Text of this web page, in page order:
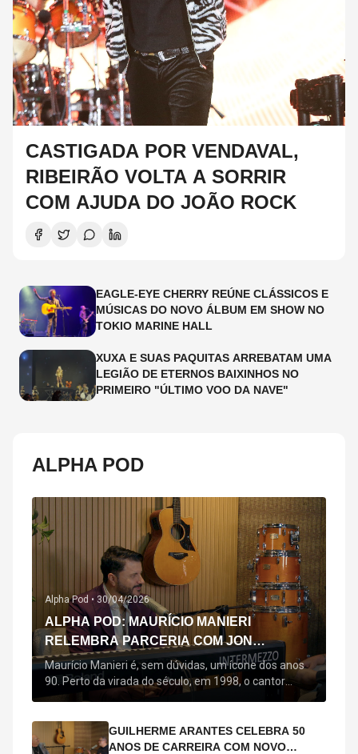
CASTIGADA POR VENDAVAL,
RIBEIRÃO VOLTA A SORRIR
COM AJUDA DO JOÃO ROCK
EAGLE-EYE CHERRY REÚNE CLÁSSICOS E
MÚSICAS DO NOVO ÁLBUM EM SHOW NO
TOKIO MARINE HALL
XUXA E SUAS PAQUITAS ARREBATAM UMA
LEGIÃO DE ETERNOS BAIXINHOS NO
PRIMEIRO "ÚLTIMO VOO DA NAVE"
ALPHA POD
Alpha Pod • 30/04/2026
ALPHA POD: MAURÍCIO MANIERI
RELEMBRA PARCERIA COM JON
SECADA, ORIGEM DE "BEM QUERER" E
MAIS
Maurício Manieri é, sem dúvidas, um ícone dos anos
90. Perto da virada do século, em 1998, o cantor
estreou oficialmente com o seu primeiro disco, "A
acompanham até hoje, quase trinta anos mais tarde:
"Bem Querer" e "Minha Menina". Em 2026, o astro
GUILHERME ARANTES CELEBRA 50
ANOS DE CARREIRA COM NOVO